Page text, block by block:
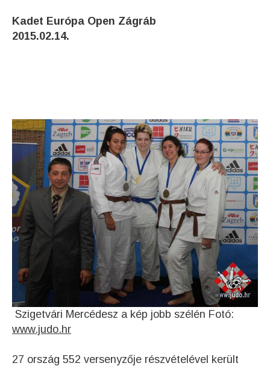
Kadet Európa Open Zágráb
2015.02.14.
Szigetvári Mercédesz a kép jobb szélén Fotó:
www.judo.hr
27 ország 552 versenyzője részvételével került